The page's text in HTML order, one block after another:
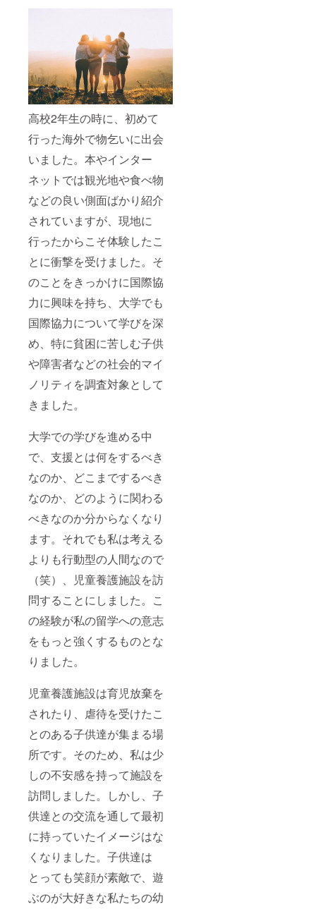
高校2年生の時に、初めて
行った海外で物乞いに出会
いました。本やインター
ネットでは観光地や食べ物
などの良い側面ばかり紹介
されていますが、現地に
行ったからこそ体験したこ
とに衝撃を受けました。そ
のことをきっかけに国際協
力に興味を持ち、大学でも
国際協力について学びを深
め、特に貧困に苦しむ子供
や障害者などの社会的マイ
ノリティを調査対象として
きました。
大学での学びを進める中
で、支援とは何をするべき
なのか、どこまでするべき
なのか、どのように関わる
べきなのか分からなくなり
ます。それでも私は考える
よりも行動型の人間なので
（笑）、児童養護施設を訪
問することにしました。こ
の経験が私の留学への意志
をもっと強くするものとな
りました。
児童養護施設は育児放棄を
されたり、虐待を受けたこ
とのある子供達が集まる場
所です。そのため、私は少
しの不安感を持って施設を
訪問しました。しかし、子
供達との交流を通して最初
に持っていたイメージはな
くなりました。子供達は
とっても笑顔が素敵で、遊
ぶのが大好きな私たちの幼